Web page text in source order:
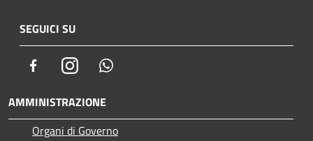
SEGUICI SU
FacebookInstagram
AMMINISTRAZIONE
Organi di Governo